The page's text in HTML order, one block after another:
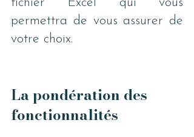
permettra de vous assurer de
votre choix.
La pondération des
fonctionnalités